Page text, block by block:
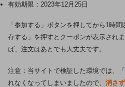
有効期限：2023年12月25日
「参加する」ボタンを押してから1時
存する」を押すとクーポンが表示され
ば、注文はあとでも大丈夫です。
注意：当サイトで検証した環境では、
れなくなってしまいましたので、 消さ